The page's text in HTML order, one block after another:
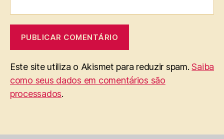
Este site utiliza o Akismet para reduzir spam.Saiba
como seus dados em comentários são
processados.